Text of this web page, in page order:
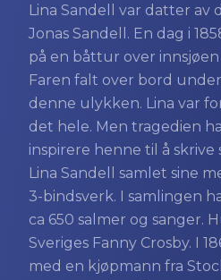
Lina Sandell var datter av
Jonas Sandell. En dag i
på en båttur over
Faren falt over bord
denne ulykken. Lina var
det hele. Men tragedien
inspirere henne til å skrive
Lina Sandell samlet sine
3-bindsverk. I samlingen
ca 650 salmer og sanger.
Sveriges Fanny Crosby. I
med en kjøpmann fra